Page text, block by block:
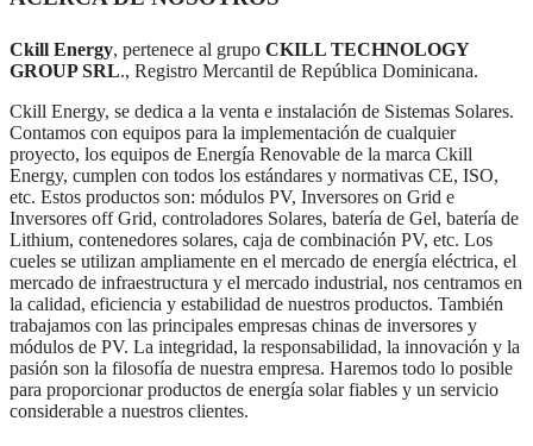
Ckill Energy, pertenece al grupo CKILL TECHNOLOGY
GROUP SRL., Registro Mercantil de República Dominicana.
Ckill Energy, se dedica a la venta e instalación de Sistemas Solares.
Contamos con equipos para la implementación de cualquier
proyecto, los equipos de Energía Renovable de la marca Ckill
Energy, cumplen con todos los estándares y normativas CE, ISO,
etc. Estos productos son: módulos PV, Inversores on Grid e
Inversores off Grid, controladores Solares, batería de Gel, batería de
Lithium, contenedores solares, caja de combinación PV, etc. Los
cueles se utilizan ampliamente en el mercado de energía eléctrica, el
mercado de infraestructura y el mercado industrial, nos centramos en
la calidad, eficiencia y estabilidad de nuestros productos. También
trabajamos con las principales empresas chinas de inversores y
módulos de PV. La integridad, la responsabilidad, la innovación y la
pasión son la filosofía de nuestra empresa. Haremos todo lo posible
para proporcionar productos de energía solar fiables y un servicio
considerable a nuestros clientes.